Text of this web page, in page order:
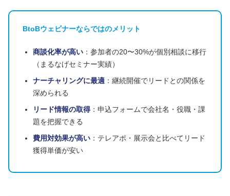
BtoBウェビナーならではのメリット
商談化率が高い ：参加者の20〜30%が個別相談に移行
（まるなげセミナー実績）
ナーチャリングに最適 ：継続開催でリードとの関係を
深められる
リード情報の取得 ：申込フォームで会社名・役職・課
題を把握できる
費用対効果が高い ：テレアポ・展示会と比べてリード
獲得単価が安い